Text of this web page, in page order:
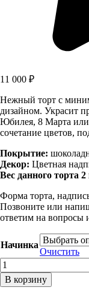
11 000 ₽
Нежный торт с
дизайном. Украсит
Юбилея, 8 Марта
сочетание цветов,
Покрытие:
Декор: Цветная
Вес данного торта
Форма торта,
Позвоните или
ответим на вопросы
Начинка
Очистить
Количество
товара
Торт
В корзину